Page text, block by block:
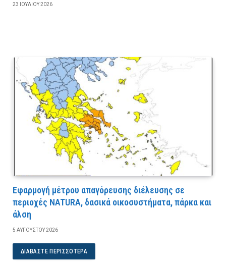
23 ΙΟΥΛΊΟΥ 2026
Εφαρμογή μέτρου απαγόρευσης διέλευσης σε
περιοχές NATURA, δασικά οικοσυστήματα, πάρκα και
άλση
5 ΑΥΓΟΎΣΤΟΥ 2026
ΔΙΑΒΆΣΤΕ ΠΕΡΙΣΣΌΤΕΡΑ